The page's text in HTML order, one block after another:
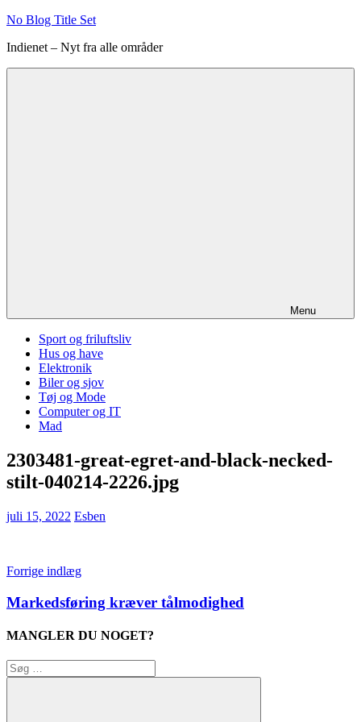
Videre
indhold
No Blog Title Set
Indienet – Nyt fra alle områder
Menu
Sport og friluftsliv
Hus og have
Elektronik
Biler og sjov
Tøj og Mode
Computer og IT
Mad
2303481-great-egret-and-black-necked-
stilt-040214-2226.jpg
juli 15, 2022 Esben
Indlægsnavigation
Forrige indlæg
Markedsføring kræver tålmodighed
MANGLER DU NOGET?
Søg
efter: